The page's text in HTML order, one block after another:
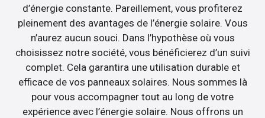
d’énergie constante. Pareillement, vous profiterez
pleinement des avantages de l’énergie solaire. Vous
n’aurez aucun souci. Dans l’hypothèse où vous
choisissez notre société, vous bénéficierez d’un suivi
complet. Cela garantira une utilisation durable et
efficace de vos panneaux solaires. Nous sommes là
pour vous accompagner tout au long de votre
expérience avec l’énergie solaire. Nous offrons un